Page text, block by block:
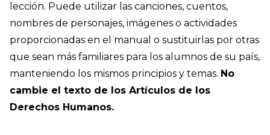
lección. Puede utilizar las canciones, cuentos,
nombres de personajes, imágenes o actividades
proporcionadas en el manual o sustituirlas por otras
que sean más familiares para los alumnos de su país,
manteniendo los mismos principios y temas. No
cambie el texto de los Artículos de los
Derechos Humanos.